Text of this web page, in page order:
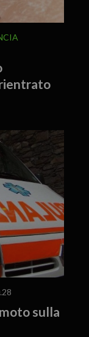
sulla